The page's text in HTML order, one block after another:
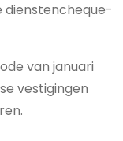
dienstencheque-
van januari
vestigingen